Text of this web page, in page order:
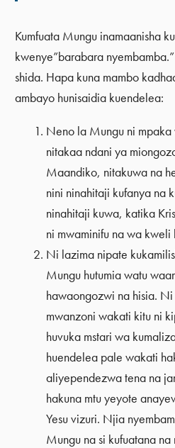
Kumfuata Mungu inamaanisha
kwenye”barabara
shida. Hapa kuna mambo
ambayo hunisaidia kuendelea:
Neno la Mungu ni
nitakaa ndani ya
Maandiko, nitakuwa na
nini ninahitaji kufanya na
ninahitaji kuwa, katika
ni mwaminifu na wa
Ni lazima nipate
Mungu hutumia watu
hawaongozwi na hisia. Ni
mwanzoni wakati kitu ni
huvuka mstari wa
huendelea pale wakati
aliyependezwa tena na
hakuna mtu yeyote
Yesu vizuri. Njia
Mungu na si kufuatana